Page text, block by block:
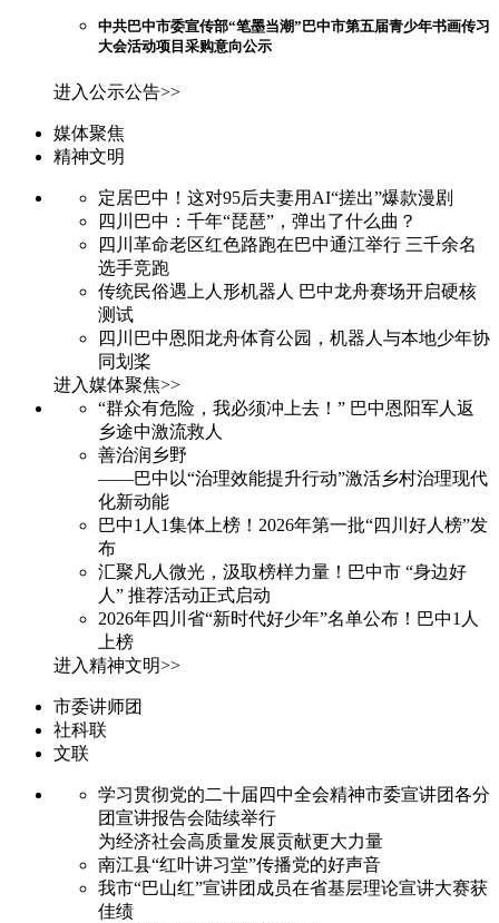
中共巴中市委宣传部“笔墨当潮”巴中市第五届青少年书画传习
大会活动项目采购意向公示
进入公示公告>>
媒体聚焦
精神文明
定居巴中！这对95后夫妻用AI“搓出”爆款漫剧
四川巴中：千年“琵琶”，弹出了什么曲？
四川革命老区红色路跑在巴中通江举行 三千余名
选手竞跑
传统民俗遇上人形机器人 巴中龙舟赛场开启硬核
测试
四川巴中恩阳龙舟体育公园，机器人与本地少年协
同划桨
进入媒体聚焦>>
“群众有危险，我必须冲上去！” 巴中恩阳军人返
乡途中激流救人
善治润乡野
——巴中以“治理效能提升行动”激活乡村治理现代
化新动能
巴中1人1集体上榜！2026年第一批“四川好人榜”发
布
汇聚凡人微光，汲取榜样力量！巴中市 “身边好
人” 推荐活动正式启动
2026年四川省“新时代好少年”名单公布！巴中1人
上榜
进入精神文明>>
市委讲师团
社科联
文联
学习贯彻党的二十届四中全会精神市委宣讲团各分
团宣讲报告会陆续举行
为经济社会高质量发展贡献更大力量
南江县“红叶讲习堂”传播党的好声音
我市“巴山红”宣讲团成员在省基层理论宣讲大赛获
佳绩